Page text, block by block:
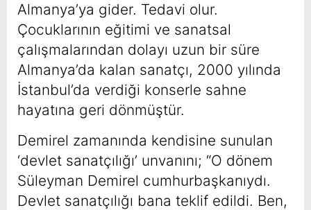
Almanya’ya gider. Tedavi olur.
Çocuklarının eğitimi ve sanatsal
çalışmalarından dolayı uzun bir süre
Almanya’da kalan sanatçı, 2000 yılında
İstanbul’da verdiği konserle sahne
hayatına geri dönmüştür.
Demirel zamanında kendisine sunulan
‘devlet sanatçılığı’ unvanını; “O dönem
Süleyman Demirel cumhurbaşkanıydı.
Devlet sanatçılığı bana teklif edildi. Ben,